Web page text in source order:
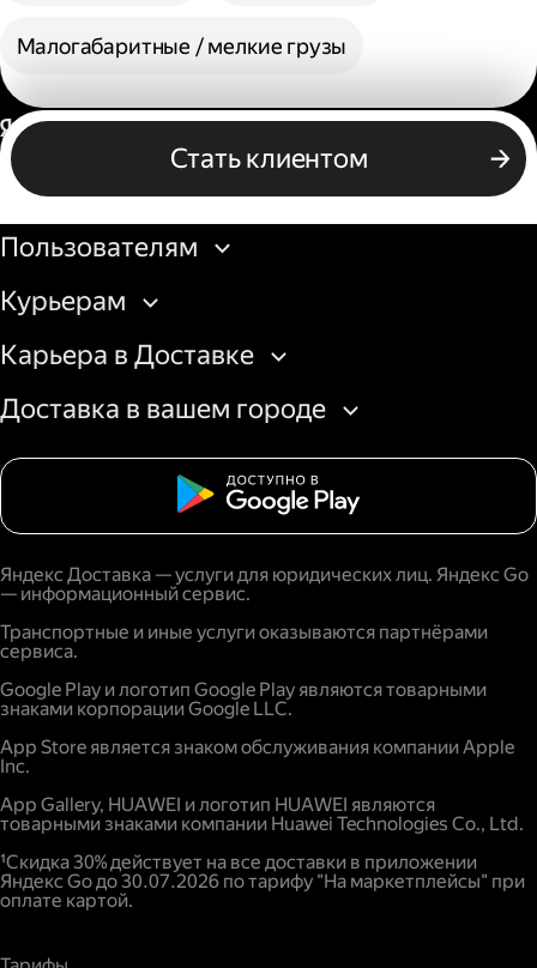
Малогабаритные / мелкие грузы
Стать клиентом
Россия
Бизнесу
Пользователям
Курьерам
Карьера в Доставке
Доставка в вашем городе
Яндекс Доставка — услуги для юридических лиц. Яндекс Go
— информационный сервис.
Транспортные и иные услуги оказываются партнёрами
сервиса.
Google Play и логотип Google Play являются товарными
знаками корпорации Google LLC.
App Store является знаком обслуживания компании Apple
Inc.
App Gallery, HUAWEI и логотип HUAWEI являются
товарными знаками компании Huawei Technologies Co., Ltd.
¹Скидка 30% действует на все доставки в приложении
Яндекс Go до 30.07.2026 по тарифу "На маркетплейсы" при
оплате картой.